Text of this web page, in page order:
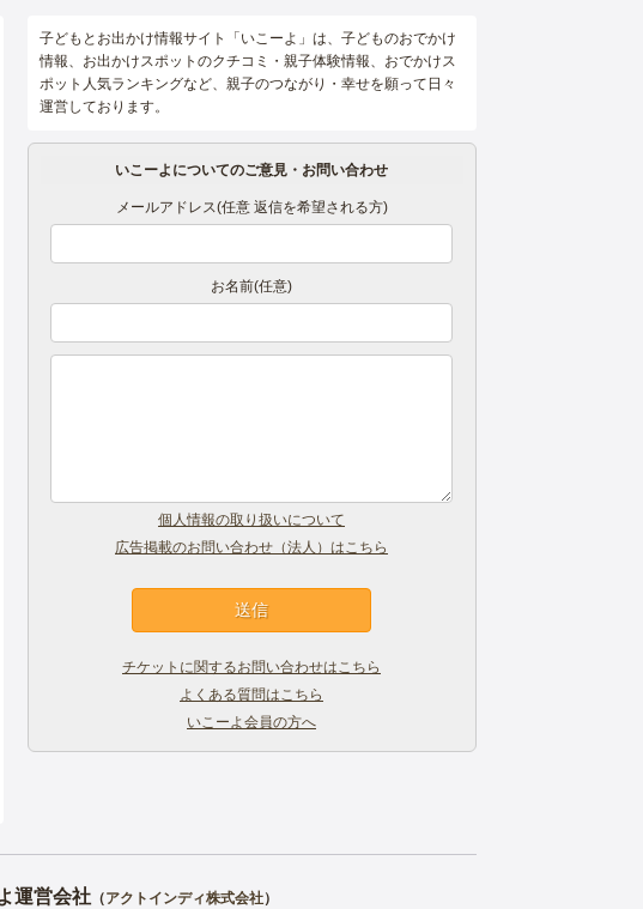
子どもとお出かけ情報サイト「いこーよ」は、子どものおでかけ
情報、お出かけスポットのクチコミ・親子体験情報、おでかけス
ポット人気ランキングなど、親子のつながり・幸せを願って日々
運営しております。
いこーよについてのご意見・お問い合わせ
メールアドレス(任意 返信を希望される方)
お名前(任意)
個人情報の取り扱いについて
広告掲載のお問い合わせ（法人）はこちら
チケットに関するお問い合わせはこちら
よくある質問はこちら
いこーよ会員の方へ
運営会社（アクトインディ株式会社）